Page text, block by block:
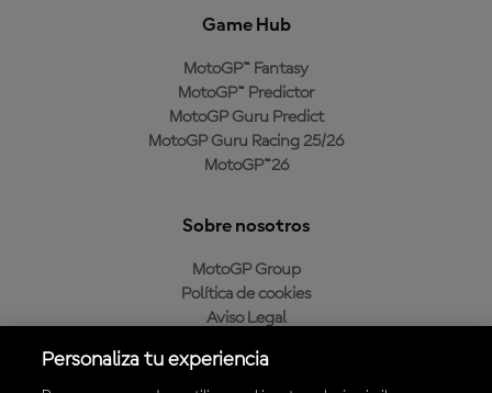
Game Hub
MotoGP™ Fantasy
MotoGP™ Predictor
MotoGP Guru Predict
MotoGP Guru Racing 25/26
MotoGP™26
Sobre nosotros
MotoGP Group
Política de cookies
Aviso Legal
Política de compra
Personaliza tu experiencia